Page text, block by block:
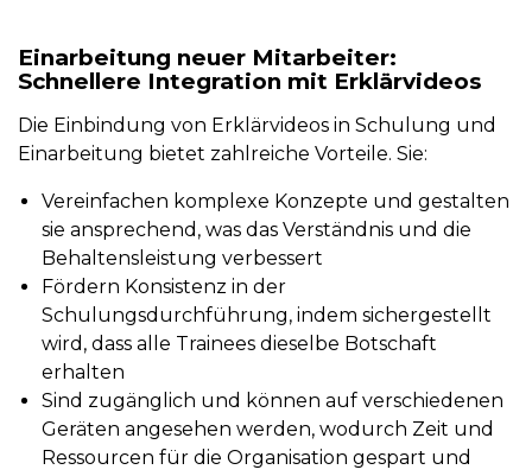
Einarbeitung neuer Mitarbeiter:
Schnellere Integration mit Erklärvideos
Die Einbindung von Erklärvideos in Schulung und
Einarbeitung bietet zahlreiche Vorteile. Sie:
Vereinfachen komplexe Konzepte und gestalten
sie ansprechend, was das Verständnis und die
Behaltensleistung verbessert
Fördern Konsistenz in der
Schulungsdurchführung, indem sichergestellt
wird, dass alle Trainees dieselbe Botschaft
erhalten
Sind zugänglich und können auf verschiedenen
Geräten angesehen werden, wodurch Zeit und
Ressourcen für die Organisation gespart und